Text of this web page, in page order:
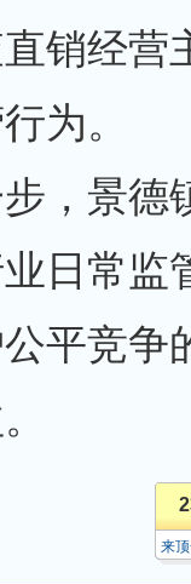
销经营
为。
景德
日常监
平竞争
来